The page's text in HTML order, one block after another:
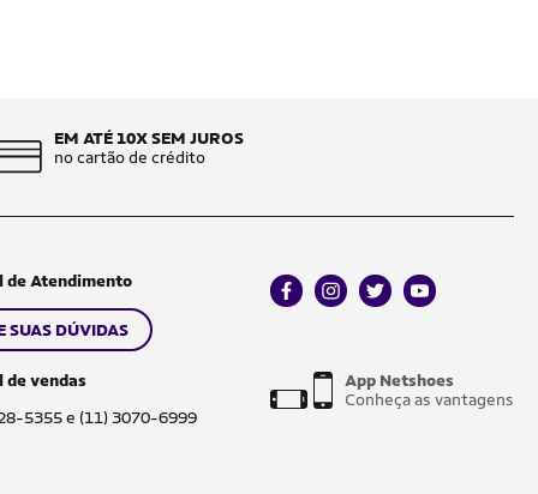
EM ATÉ 10X SEM JUROS
no cartão de crédito
de Atendimento
SUAS DÚVIDAS
de vendas
5355 e (11) 3070-6999
facebookinstagram
twitteryoutube
App Netshoes
Conheça as vantagens